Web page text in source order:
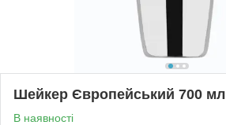
Шейкер Європейський 700 мл
В наявності